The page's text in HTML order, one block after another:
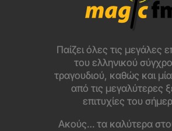
Παίζει όλες τις μεγάλες
του ελληνικού
τραγουδιού, καθώς και
από τις μεγαλύτερες
επιτυχίες του
Ακούς… τα καλύτερα